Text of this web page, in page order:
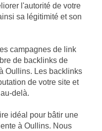
l'autorité de votre
sa légitimité et son
campagnes de link
de backlinks de
Oullins. Les backlinks
de votre site et
delà.
idéal pour bâtir une
à Oullins. Nous